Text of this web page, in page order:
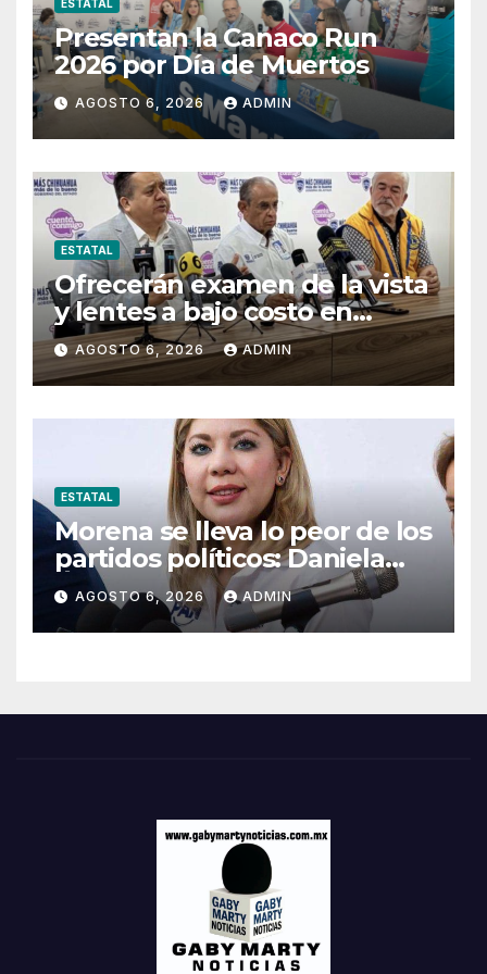
ESTATAL
Presentan la Canaco Run
2026 por Día de Muertos
AGOSTO 6, 2026 ADMIN
ESTATAL
Ofrecerán examen de la vista
y lentes a bajo costo en
Pueblito Mexicano
AGOSTO 6, 2026 ADMIN
ESTATAL
Morena se lleva lo peor de los
partidos políticos: Daniela
Álvarez
AGOSTO 6, 2026 ADMIN